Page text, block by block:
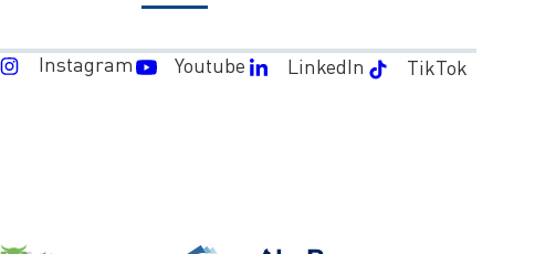
Instagram Youtube LinkedIn TikTok